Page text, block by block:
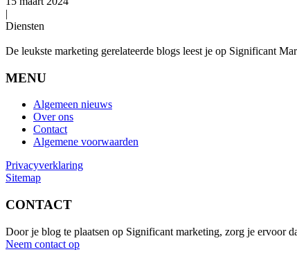
|
Diensten
De leukste marketing gerelateerde blogs leest je op Significant
MENU
Algemeen nieuws
Over ons
Contact
Algemene voorwaarden
Privacyverklaring
Sitemap
CONTACT
Door je blog te plaatsen op Significant marketing, zorg je ervoor
Neem contact op